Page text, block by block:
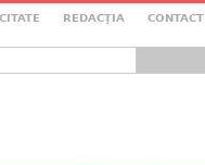
REDACŢIA CONTACT
căutare